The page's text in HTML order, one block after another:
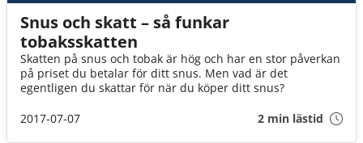
Snus och skatt – så funkar
tobaksskatten
Skatten på snus och tobak är hög och har en stor påverkan
på priset du betalar för ditt snus. Men vad är det
egentligen du skattar för när du köper ditt snus?
2017-07-07
2 min lästid